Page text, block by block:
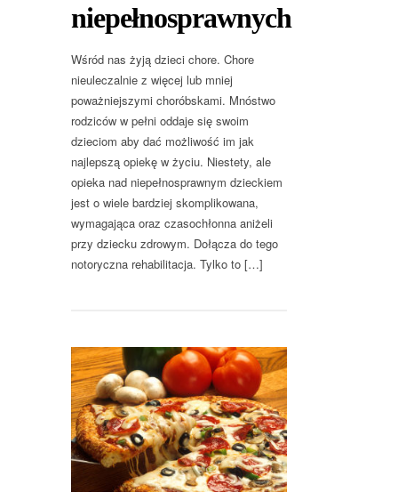
niepełnosprawnych
Wśród nas żyją dzieci chore. Chore
nieuleczalnie z więcej lub mniej
poważniejszymi choróbskami. Mnóstwo
rodziców w pełni oddaje się swoim
dzieciom aby dać możliwość im jak
najlepszą opiekę w życiu. Niestety, ale
opieka nad niepełnosprawnym dzieckiem
jest o wiele bardziej skomplikowana,
wymagająca oraz czasochłonna aniżeli
przy dziecku zdrowym. Dołącza do tego
notoryczna rehabilitacja. Tylko to […]